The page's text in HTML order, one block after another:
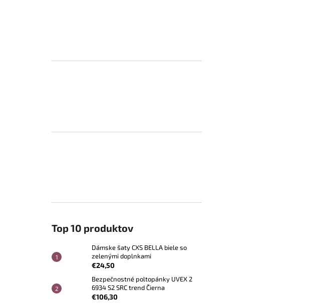
Top 10 produktov
Dámske šaty CXS BELLA biele so
zelenými doplnkami
€24,50
Bezpečnostné poltopánky UVEX 2
6934 S2 SRC trend Čierna
€106,30